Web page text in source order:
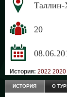
Таллин-
20
История: 2022 2020
ИСТОРИЯ О